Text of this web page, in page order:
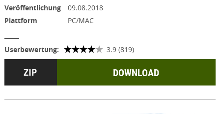
Veröffentlichung
09.08.2018
Plattform
PC/MAC
Userbewertung: 3.9 (819)
DOWNLOAD